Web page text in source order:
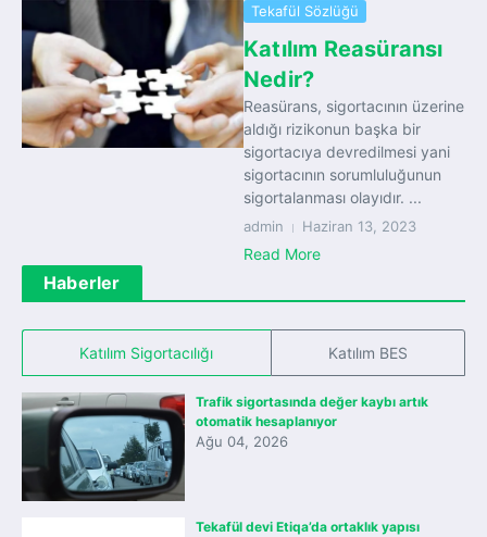
Tekafül Sözlüğü
Katılım Reasüransı
Nedir?
Reasürans, sigortacının üzerine
aldığı rizikonun başka bir
sigortacıya devredilmesi yani
sigortacının sorumluluğunun
sigortalanması olayıdır. ...
admin Haziran 13, 2023
Read More
Haberler
Katılım Sigortacılığı Katılım BES
Trafik sigortasında değer kaybı artık
otomatik hesaplanıyor
Ağu 04, 2026
Tekafül devi Etiqa’da ortaklık yapısı